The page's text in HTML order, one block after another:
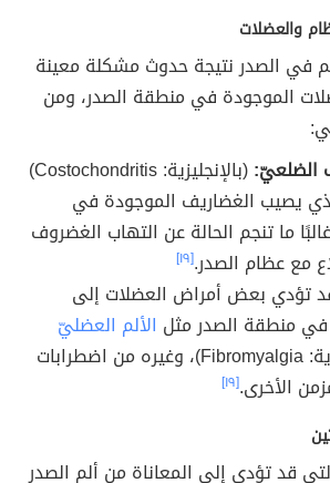
والعضلات
في الصدر نتيجة حدوث مشكلة معينة
الموجودة في منطقة الصدر، ومن
الضلعيّ:
(بالإنجليزية: Costochondritis)
يصيب الغضاريف الموجودة في
ما تنجم الحالة عن التهاب الغضروف
مع عظام الصدر.[١٩]
تؤدي بعض أمراض العضلات إلى
في منطقة الصدر مثل الألم العضليّ
(بالإنجليزية: Fibromyalgia)، وغيره من اضطرابات
الأخرى.[١٩]
قد تؤدي إلى المعاناة من ألم الصدر